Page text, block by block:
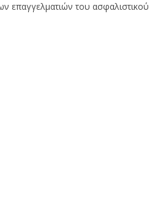
επαγγελματιών του ασφαλιστικού